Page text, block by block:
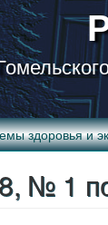
здоровья и
№ 1